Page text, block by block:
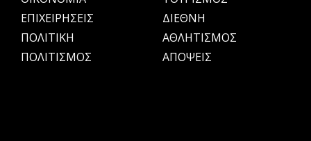
ΕΠΙΧΕΙΡΗΣΕΙΣ
ΠΟΛΙΤΙΚΗ
ΠΟΛΙΤΙΣΜΟΣ
ΔΙΕΘΝΗ
ΑΘΛΗΤΙΣΜΟΣ
ΑΠΟΨΕΙΣ